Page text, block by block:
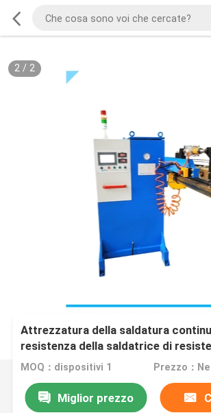
2/ 2
Attrezzatura della saldatura
resistenza della saldatrice di
1000mm 80KVA
MOQ：dispositivi 1 Prezzo：
Miglior prezzo